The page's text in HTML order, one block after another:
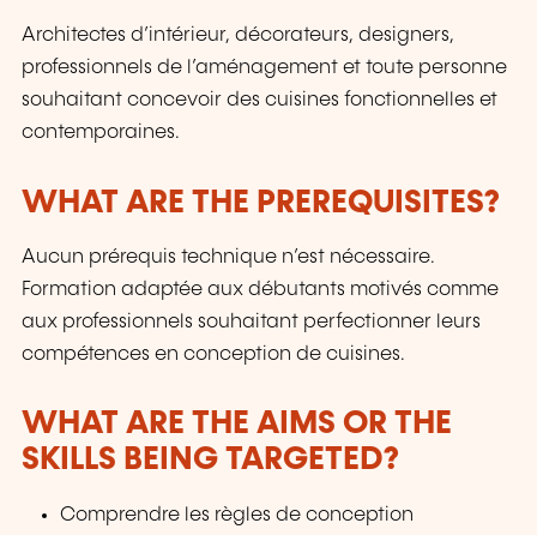
organization, MatchPro enables you to train at
no cost thanks to available government
assistance (for employees or job seekers). Join
us and transform your career with MatchPro!
Architectes d’intérieur, décorateurs, designers,
professionnels de l’aménagement et toute personne
souhaitant concevoir des cuisines fonctionnelles et
contemporaines.
WHAT ARE THE PREREQUISITES?
Aucun prérequis technique n’est nécessaire.
Formation adaptée aux débutants motivés comme
aux professionnels souhaitant perfectionner leurs
compétences en conception de cuisines.
WHAT ARE THE AIMS OR THE
SKILLS BEING TARGETED?
Comprendre les règles de conception